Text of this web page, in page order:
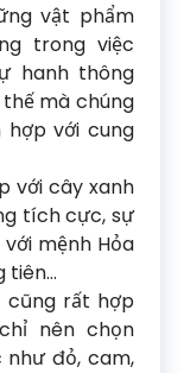
vật phẩm
trong việc
hanh thông
mà chúng
với cung
với cây xanh
tích cực, sự
mệnh Hỏa
tiên…
cũng rất hợp
nên chọn
như đỏ, cam,